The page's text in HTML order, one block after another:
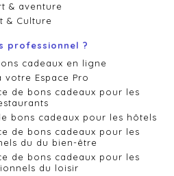
& aventure
& Culture
professionnel ?
cadeaux en ligne
votre Espace Pro
de bons cadeaux pour les
bons cadeaux pour les hôtels
de bons cadeaux pour les
du du bien-être
de bons cadeaux pour les
du loisir